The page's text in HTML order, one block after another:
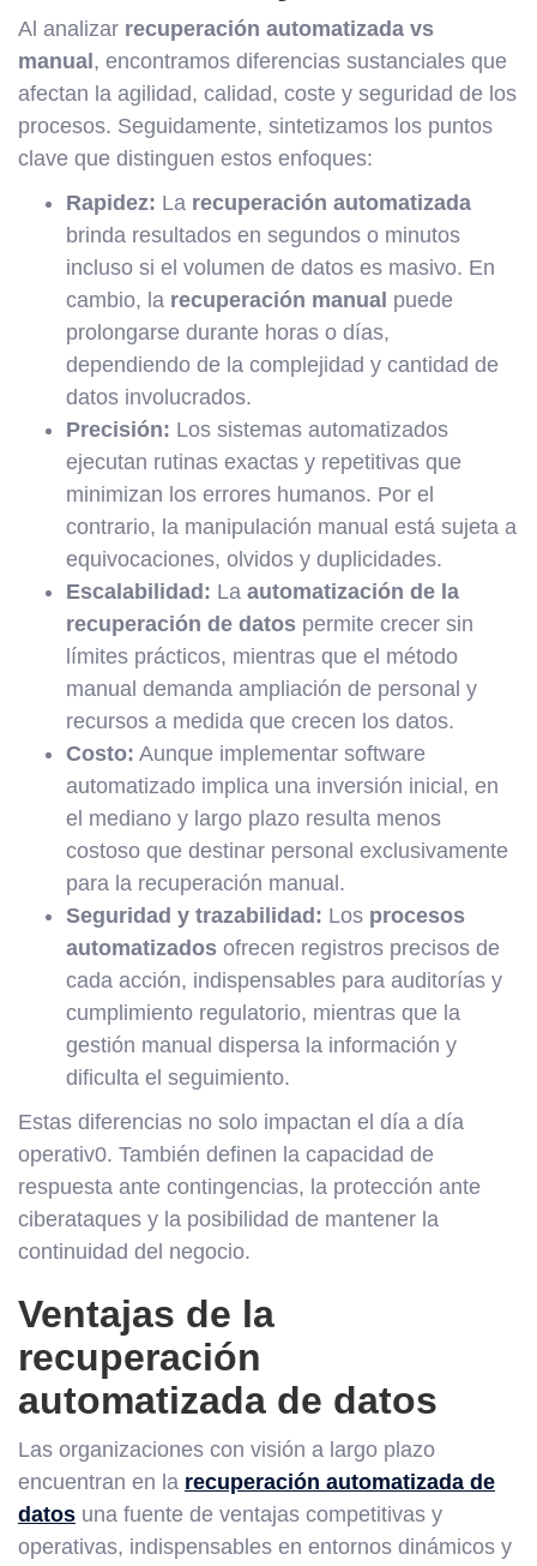
Al analizar recuperación automatizada vs
manual , encontramos diferencias sustanciales que
afectan la agilidad, calidad, coste y seguridad de los
procesos. Seguidamente, sintetizamos los puntos
clave que distinguen estos enfoques:
Rapidez: La recuperación automatizada
brinda resultados en segundos o minutos
incluso si el volumen de datos es masivo. En
cambio, la recuperación manual puede
prolongarse durante horas o días,
dependiendo de la complejidad y cantidad de
datos involucrados.
Precisión: Los sistemas automatizados
ejecutan rutinas exactas y repetitivas que
minimizan los errores humanos. Por el
contrario, la manipulación manual está sujeta a
equivocaciones, olvidos y duplicidades.
Escalabilidad: La automatización de la
recuperación de datos permite crecer sin
límites prácticos, mientras que el método
manual demanda ampliación de personal y
recursos a medida que crecen los datos.
Costo: Aunque implementar software
automatizado implica una inversión inicial, en
el mediano y largo plazo resulta menos
costoso que destinar personal exclusivamente
para la recuperación manual.
Seguridad y trazabilidad: Los procesos
automatizados ofrecen registros precisos de
cada acción, indispensables para auditorías y
cumplimiento regulatorio, mientras que la
gestión manual dispersa la información y
dificulta el seguimiento.
Estas diferencias no solo impactan el día a día
operativ0. También definen la capacidad de
respuesta ante contingencias, la protección ante
ciberataques y la posibilidad de mantener la
continuidad del negocio.
Ventajas de la
recuperación
automatizada de datos
Las organizaciones con visión a largo plazo
encuentran en la recuperación automatizada de
datos una fuente de ventajas competitivas y
operativas, indispensables en entornos dinámicos y